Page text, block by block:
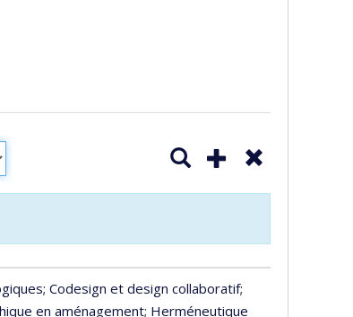
Lancer la recherche
Ajouter un critère
; Codesign et design collaboratif;
en aménagement; Herméneutique